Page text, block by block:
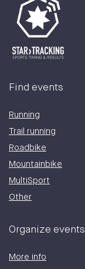
Find events
Running
Trail running
Roadbike
Mountainbike
MultiSport
Other
Organize events
More info